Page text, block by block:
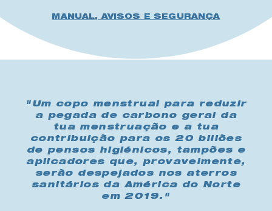
MANUAL, AVISOS E SEGURANÇA
"Um copo menstrual para reduzir
a pegada de carbono geral da
tua menstruação e a tua
contribuição para os 20 biliões
de pensos higiénicos, tampões e
aplicadores que, provavelmente,
serão despejados nos aterros
sanitários da América do Norte
em 2019."